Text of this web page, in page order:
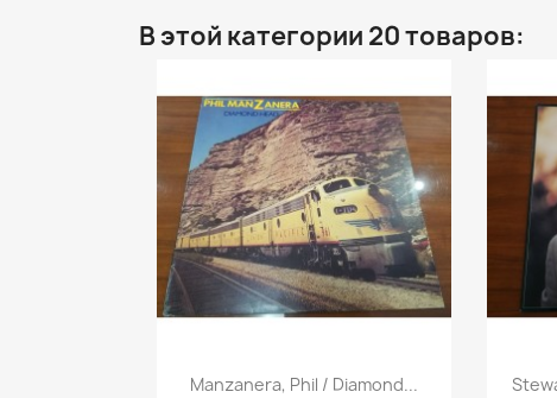
В этой категории 20 товаров:
Быстрый просмотр
Manzanera, Phil / Diamond... 